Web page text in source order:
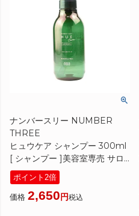
ナンバースリー NUMBER
THREE
ヒュウケア シャンプー 300ml
[ シャンプー ]美容室専売 サロ
ン専売 ヒュウ ケア ポンプ タイ
プ NO3
ポイント2倍
価格 2,650 税込